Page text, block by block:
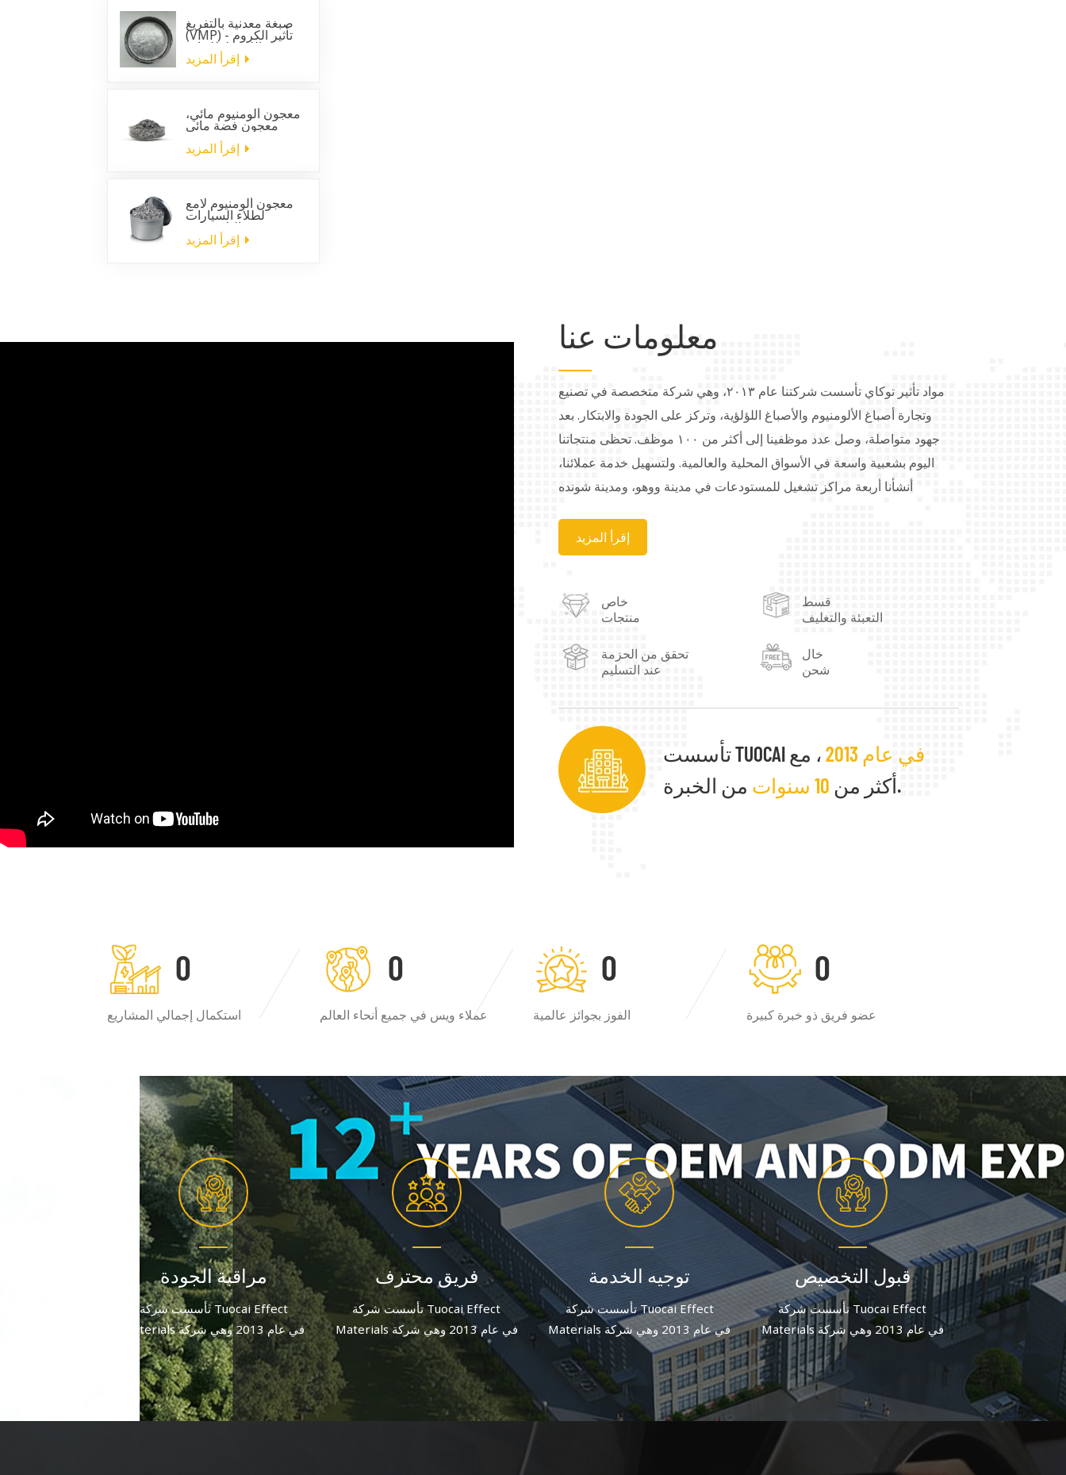
صبغة معدنية بالتفريغ
(VMP) - تأثير الكروم
اللامع لطلاءات
السيارات إقرأ المزيد
معجون ألومنيوم مائي،
معجون فضة مائي
معجون ألومنيوم لامع
لطلاء السيارات
البلاستيكية
معلومات عنا
مواد تأثير توكاي تأسست شركتنا عام ٢٠١٣، وهي شركة متخصصة في تصنيع
وتجارة أصباغ الألومنيوم والأصباغ اللؤلؤية، وتركز على الجودة والابتكار. بعد
جهود متواصلة، وصل عدد موظفينا إلى أكثر من ١٠٠ موظف. تحظى منتجاتنا
اليوم بشعبية واسعة في الأسواق المحلية والعالمية. ولتسهيل خدمة عملائنا،
أنشأنا أربعة مراكز تشغيل للمستودعات في مدينة ووهو، ومدينة شونده
تُستخدم منتجاتنا من أصباغ الألومنيوم على نطاق واسع في مجالات الطلاء،
والأحبار، والبلاستيك، والمطاط، وطلاء الأقمشة، والجلود، ومستحضرات
الاحتياجات والمتطلبات الخاصة. رضاكم هو هدفنا الأسمى، ونسعى دائماً إلى
إقرأ المزيد
خاص
منتجات
قسط
التعبئة والتغليف
تحقق من الحزمة
عند التسليم
خال
شحن
تأسست TUOCAI في عام 2013
، مع
أكثر من 10 سنوات من الخبرة.
0
استكمال إجمالي المشاريع
0
عملاء ويس في جميع أنحاء العالم
0
الفوز بجوائز عالمية
0
عضو فريق ذو خبرة كبيرة
مراقبة الجودة
تأسست شركة Tuocai Effect
Materials في عام 2013 وهي شركة
مصنعة لصبغات الألومنيوم تركز على
الجودة والابتكار. وبعد جهد متواصل، يبلغ
عدد الموظفين الحاليين أكثر من 60
موظفًا.
فريق محترف
تأسست شركة Tuocai Effect
Materials في عام 2013 وهي شركة
مصنعة لصبغات الألومنيوم تركز على
الجودة والابتكار. وبعد جهد متواصل، يبلغ
عدد الموظفين الحاليين أكثر من 60
موظفًا.
توجيه الخدمة
تأسست شركة Tuocai Effect
Materials في عام 2013 وهي شركة
مصنعة لصبغات الألومنيوم تركز على
الجودة والابتكار. وبعد جهد متواصل، يبلغ
موظفًا.
قبول التخصيص
تأسست شركة Tuocai Effect
Materials في عام 2013 وهي شركة
مصنعة لصبغات الألومنيوم تركز على
الجودة والابتكار. وبعد جهد متواصل، يبلغ
عدد الموظفين الحاليين أكثر من 60
موظفًا.